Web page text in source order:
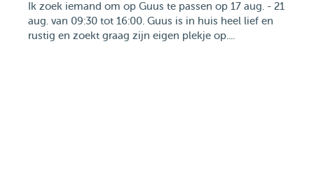
Ik zoek iemand om op Guus te passen op 17 aug. - 21
aug. van 09:30 tot 16:00. Guus is in huis heel lief en
rustig en zoekt graag zijn eigen plekje op....